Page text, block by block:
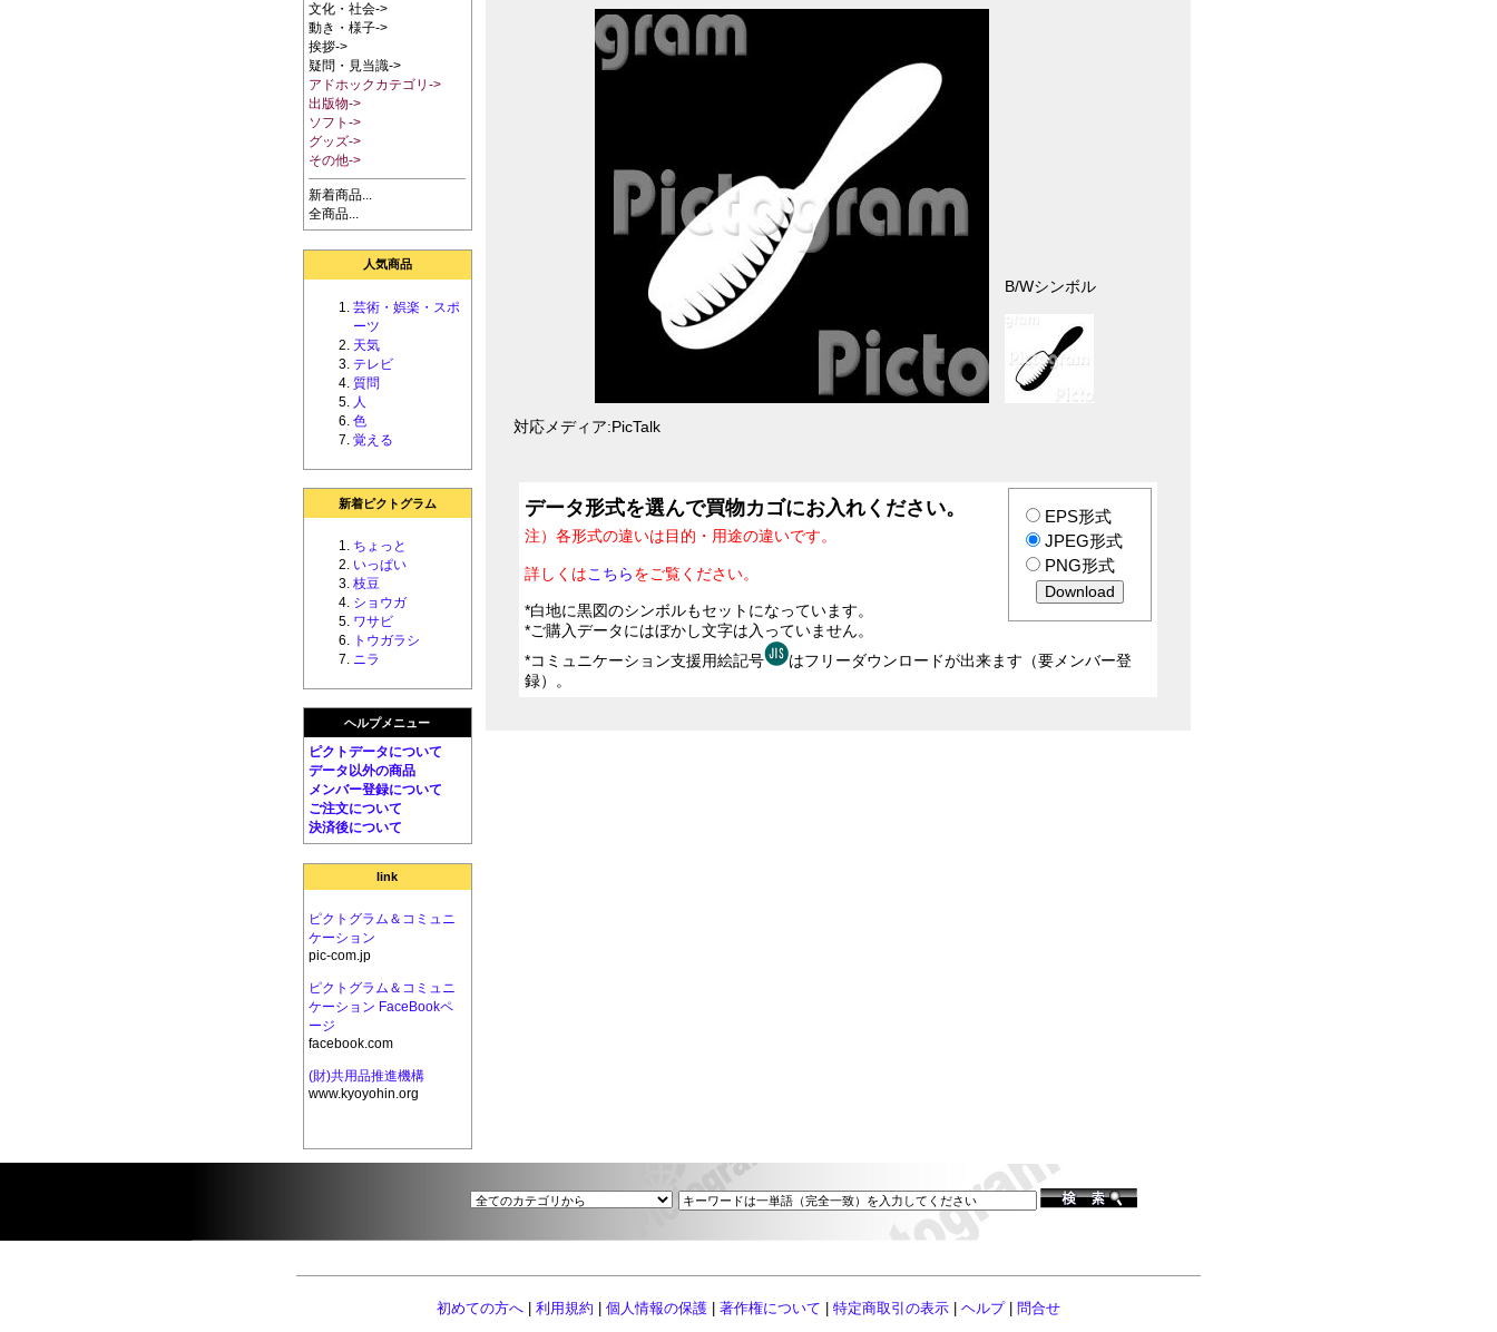
文化・社会->
動き・様子->
挨拶->
疑問・見当識->
アドホックカテゴリ->
出版物->
ソフト->
グッズ->
その他->
新着商品...
全商品...
人気商品
芸術・娯楽・スポ
ーツ
天気
テレビ
質問
人
色
覚える
新着ピクトグラム
ちょっと
いっぱい
枝豆
ショウガ
ワサビ
トウガラシ
ニラ
ヘルプメニュー
ピクトデータについて
データ以外の商品
メンバー登録について
ご注文について
決済後について
link
ピクトグラム＆コミュニ
ケーション
pic-com.jp
ピクトグラム＆コミュニ
ケーション FaceBookペ
ージ
facebook.com
(財)共用品推進機構
www.kyoyohin.org
B/Wシンボル
対応メディア:PicTalk
EPS形式
JPEG形式
PNG形式
データ形式を選んで買物カゴにお入れください。
注）各形式の違いは目的・用途の違いです。
詳しくはこちらをご覧ください。
*白地に黒図のシンボルもセットになっています。
*ご購入データにはぼかし文字は入っていません。
*コミュニケーション支援用絵記号
はフリーダウンロードが出来ます（要メンバー登
録）。
初めての方へ 利用規約 個人情報の保護 著作権について 特定商取引の表示 ヘルプ| 問合せ